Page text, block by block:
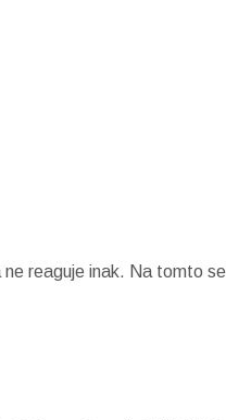
reaguje inak. Na tomto